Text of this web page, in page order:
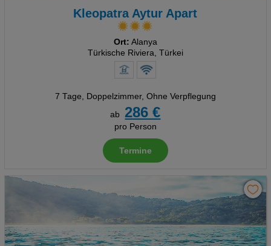
Kleopatra Aytur Apart
Ort: Alanya
Türkische Riviera, Türkei
7 Tage, Doppelzimmer, Ohne Verpflegung
ab
286 €
pro Person
Termine